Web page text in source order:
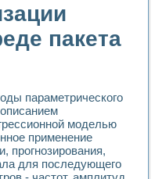
геометрического анализа в
программно -
всплывающих газовых
тиристорным
INSTRUMENTS для
стенда для
рентгеновской диагностики
диэлектрических свойств
и развития
пакета
параметрического
моделью
применение
прогнозирования,
для последующего